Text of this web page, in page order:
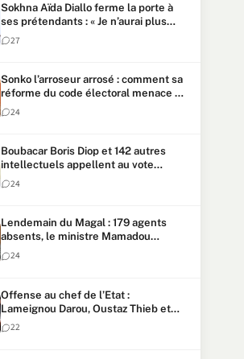
Sokhna Aïda Diallo ferme la porte à
ses prétendants : « Je n’aurai plus
jamais un autre mari »
27
Sonko l’arroseur arrosé : comment sa
réforme du code électoral menace sa
candidature
24
Boubacar Boris Diop et 142 autres
intellectuels appellent au vote
urgent de la révision
constitutionnelle
24
Lendemain du Magal : 179 agents
absents, le ministre Mamadou
Lamine Dianté exige des explications
24
Offense au chef de l’Etat :
Lameignou Darou, Oustaz Thieb et
Ndiaye Touba lourdement
condamnés
22